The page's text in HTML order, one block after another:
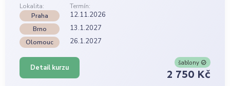
Lokalita:
Termín:
Praha
12.11.2026
Brno 13.1.2027
Olomouc 26.1.2027
Detail kurzu
šablony
2 750 Kč